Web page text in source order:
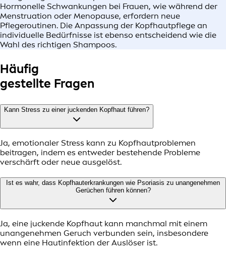
Hormonelle Schwankungen bei Frauen, wie während der
Menstruation oder Menopause, erfordern neue
Pflegeroutinen. Die Anpassung der Kopfhautpflege an
individuelle Bedürfnisse ist ebenso entscheidend wie die
Wahl des richtigen Shampoos.
Häufig
gestellte Fragen
Kann Stress zu einer juckenden Kopfhaut führen?
Ja, emotionaler Stress kann zu Kopfhautproblemen
beitragen, indem es entweder bestehende Probleme
verschärft oder neue ausgelöst.
Ist es wahr, dass Kopfhauterkrankungen wie Psoriasis zu unangenehmen
Gerüchen führen können?
Ja, eine juckende Kopfhaut kann manchmal mit einem
unangenehmen Geruch verbunden sein, insbesondere
wenn eine Hautinfektion der Auslöser ist.